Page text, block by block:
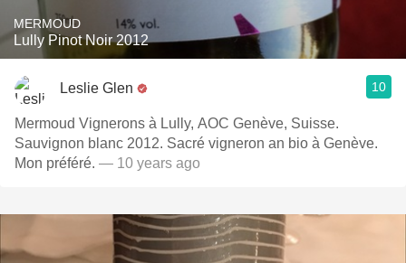
MERMOUD
Lully Pinot Noir 2012
Leslie Glen 10
Mermoud Vignerons à Lully, AOC Genève, Suisse.
Sauvignon blanc 2012. Sacré vigneron an bio à Genève.
Mon préféré. — 10 years ago